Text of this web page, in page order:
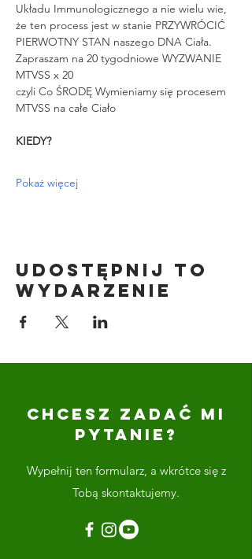
Układu Immunologicznego a nie wielu wie,
że ten process jest w stanie PRZYWRÓCIĆ
PIERWOTNY STAN naszego DNA Ciała.
Zapraszam na 20 tygodniowe WYZWANIE
MTVSS x 20
czyli Co ŚRODĘ Wymieniamy się procesem
MTVSS na całe Ciało
KIEDY?
Pokaż więcej
Udostępnij to
wydarzenie
CHCESZ ZADAĆ MI
PYTANIE?
Wypełnij ten formularz, a wkrótce się z
Tobą skontaktujemy.